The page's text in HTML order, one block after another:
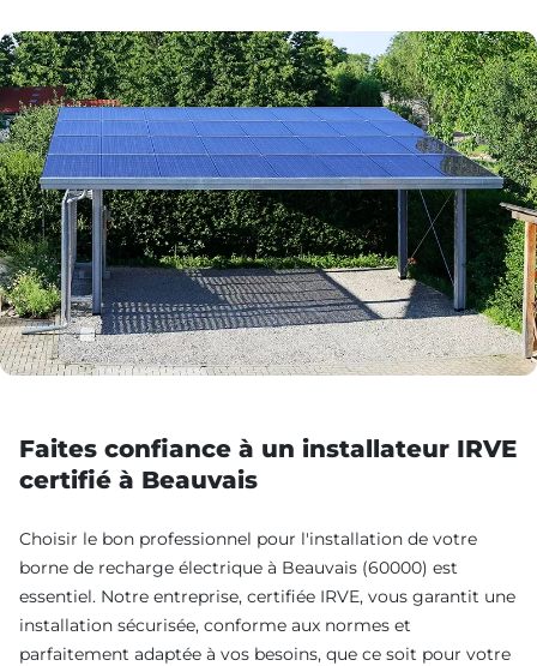
Faites confiance à un installateur IRVE
certifié à Beauvais
Choisir le bon professionnel pour l'installation de votre
borne de recharge électrique à Beauvais (60000) est
essentiel. Notre entreprise, certifiée IRVE, vous garantit une
installation sécurisée, conforme aux normes et
parfaitement adaptée à vos besoins, que ce soit pour votre